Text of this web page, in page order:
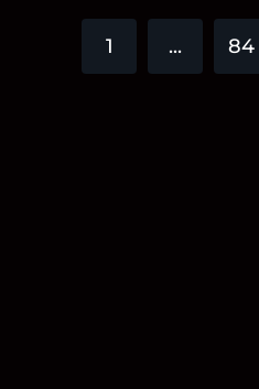
1 ... 84